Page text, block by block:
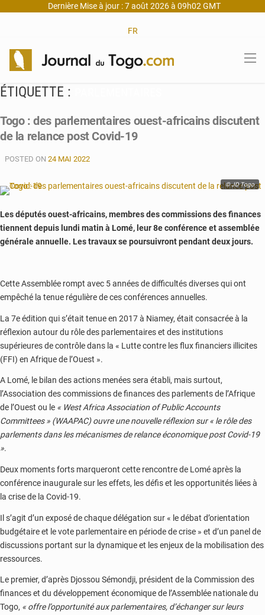
Dernière Mise à jour : 7 août 2026 à 09h02 GMT
FR
ÉTIQUETTE :
Togo : des parlementaires ouest-africains discutent
de la relance post Covid-19
POSTED ON 24 MAI 2022
© JD Togo
Les députés ouest-africains, membres des commissions des finances
tiennent depuis lundi matin à Lomé, leur 8e conférence et assemblée
générale annuelle. Les travaux se poursuivront pendant deux jours.
Cette Assemblée rompt avec 5 années de difficultés diverses qui ont
empêché la tenue régulière de ces conférences annuelles.
La 7e édition qui s’était tenue en 2017 à Niamey, était consacrée à la
réflexion autour du rôle des parlementaires et des institutions
supérieures de contrôle dans la « Lutte contre les flux financiers illicites
(FFI) en Afrique de l’Ouest ».
A Lomé, le bilan des actions menées sera établi, mais surtout,
l’Association des commissions de finances des parlements de l’Afrique
de l’Ouest ou le « West Africa Association of Public Accounts
Committees » (WAAPAC) ouvre une nouvelle réflexion sur « le rôle des
parlements dans les mécanismes de relance économique post Covid-19
».
Deux moments forts marqueront cette rencontre de Lomé après la
conférence inaugurale sur les effets, les défis et les opportunités liées à
la crise de la Covid-19.
Il s’agit d’un exposé de chaque délégation sur « le débat d’orientation
budgétaire et le vote parlementaire en période de crise » et d’un panel de
discussions portant sur la dynamique et les enjeux de la mobilisation des
ressources.
Le premier, d’après Djossou Sémondji, président de la Commission des
finances et du développement économique de l’Assemblée nationale du
Togo, « offre l’opportunité aux parlementaires, d’échanger sur leurs